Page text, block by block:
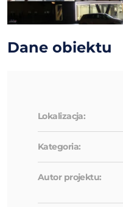
Dane obiektu
Lokalizacja:
Kategoria:
Autor projektu: